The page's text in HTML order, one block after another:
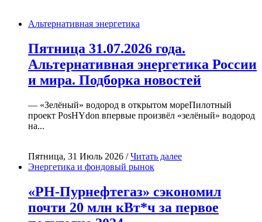
Альтернативная энергетика
Пятница 31.07.2026 года.
Альтернативная энергетика России
и мира. Подборка новостей
— «Зелёный» водород в открытом мореПилотный
проект PosHYdon впервые произвёл «зелёный» водород
на...
Пятница, 31 Июль 2026 /Читать далее
Энергетика и фондовый рынок
«РН-Пурнефтегаз» сэкономил
почти 20 млн кВт*ч за первое